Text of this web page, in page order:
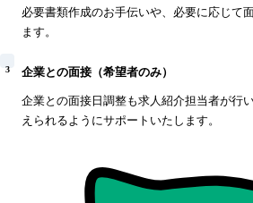
必要書類作成のお手伝いや、必要に応じて
ます。
3 企業との面接（希望者のみ）
企業との面接日調整も求人紹介担当者が行
えられるようにサポートいたします。